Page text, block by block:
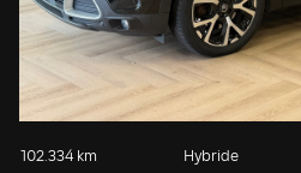
102.334 km Hybride